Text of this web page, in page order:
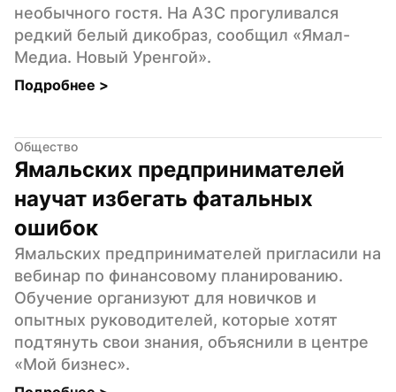
необычного гостя. На АЗС прогуливался
редкий белый дикобраз, сообщил «Ямал-
Медиа. Новый Уренгой».
Подробнее >
Общество
Ямальских предпринимателей
научат избегать фатальных
ошибок
Ямальских предпринимателей пригласили на
вебинар по финансовому планированию.
Обучение организуют для новичков и
опытных руководителей, которые хотят
подтянуть свои знания, объяснили в центре
«Мой бизнес».